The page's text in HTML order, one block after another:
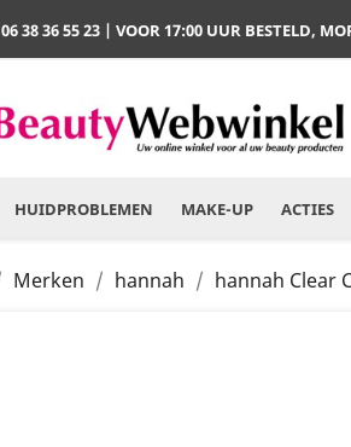
06 38 36 55 23 | VOOR 17:00 UUR BESTELD,
HUIDPROBLEMEN MAKE-UP ACTIES
Merken hannah hannah Clear